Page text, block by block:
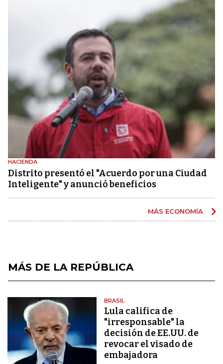
HACIENDA
Distrito presentó el "Acuerdo por una Ciudad
Inteligente" y anunció beneficios
MÁS ECONOMÍA
MÁS DE LA REPÚBLICA
BRASIL
Lula califica de
"irresponsable" la
decisión de EE.UU. de
revocar el visado de
embajadora